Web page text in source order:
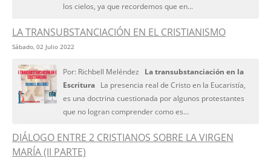
los cielos, ya que recordemos que en...
LA TRANSUBSTANCIACIÓN EN EL CRISTIANISMO
Sábado, 02 Julio 2022
Por: Richbell Meléndez La transubstanciación en la
Escritura La presencia real de Cristo en la Eucaristía,
es una doctrina cuestionada por algunos protestantes
que no logran comprender como es...
DIÁLOGO ENTRE 2 CRISTIANOS SOBRE LA VIRGEN
MARÍA (II PARTE)